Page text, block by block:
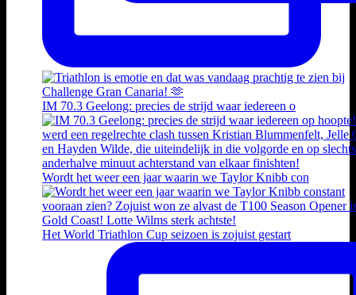
IM 70.3 Geelong: precies de strijd waar iedereen o
Wordt het weer een jaar waarin we Taylor Knibb con
Het World Triathlon Cup seizoen is zojuist gestart